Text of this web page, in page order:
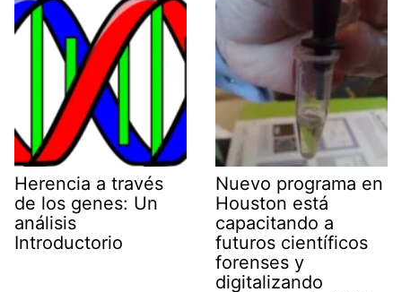
Herencia a través
de los genes: Un
análisis
Introductorio
Nuevo programa en
Houston está
capacitando a
futuros científicos
forenses y
digitalizando